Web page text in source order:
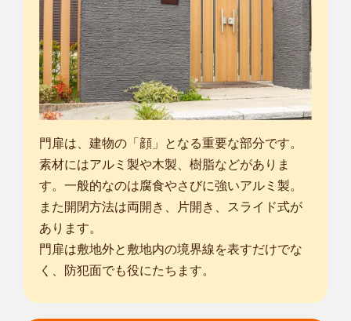
門扉は、建物の「顔」となる重要な部分です。
素材にはアルミ製や木製、樹脂などがありま
す。一般的なのは腐食やさびに強いアルミ製。
また開閉方法は両開き、片開き、スライド式が
あります。
門扉は敷地外と敷地内の境界線を表すだけでな
く、防犯面でも役にたちます。